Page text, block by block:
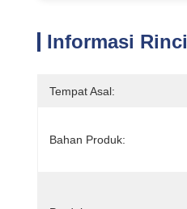
Informasi Rinci
Tempat Asal:
Bahan Produk: